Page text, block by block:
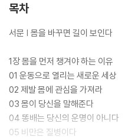
목차
서문 | 몸을 바꾸면 길이 보인다
1장 몸을 먼저 챙겨야 하는 이유
01 운동으로 열리는 새로운 세상
02 제발 몸에 관심을 가져라
03 몸이 당신을 말해준다
04 똥배는 당신의 운명이 아니다
05 비만은 질병이다